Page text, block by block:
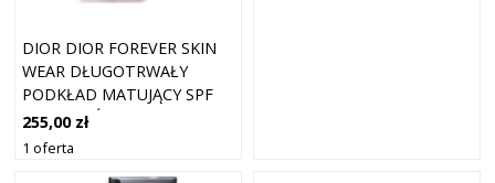
DIOR DIOR FOREVER SKIN
WEAR DŁUGOTRWAŁY
PODKŁAD MATUJĄCY SPF
20 ODCIEŃ 2 WARM 30 ML
255,00 zł
1 oferta